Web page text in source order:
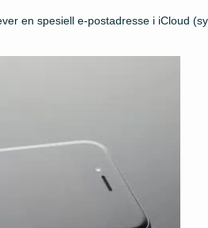
en spesiell e-postadresse i iCloud